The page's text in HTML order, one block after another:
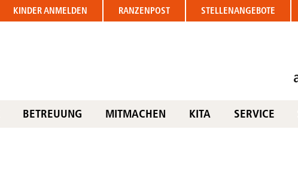
KINDERANMELDEN RANZENPOST STELLENANGEBOTE
BETREUUNG MITMACHEN KITA SERVICE